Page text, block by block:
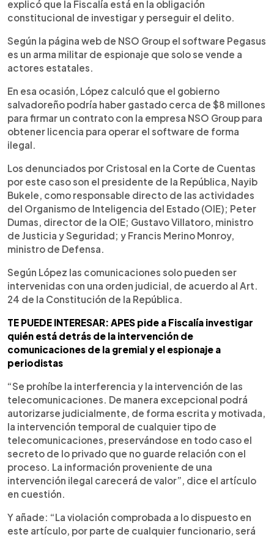
explicó que la Fiscalía está en la obligación
constitucional de investigar y perseguir el delito.
Según la página web de NSO Group el software Pegasus
es un arma militar de espionaje que solo se vende a
actores estatales.
En esa ocasión, López calculó que el gobierno
salvadoreño podría haber gastado cerca de $8 millones
para firmar un contrato con la empresa NSO Group para
obtener licencia para operar el software de forma
ilegal.
Los denunciados por Cristosal en la Corte de Cuentas
por este caso son el presidente de la República, Nayib
Bukele, como responsable directo de las actividades
del Organismo de Inteligencia del Estado (OIE); Peter
Dumas, director de la OIE; Gustavo Villatoro, ministro
de Justicia y Seguridad; y Francis Merino Monroy,
ministro de Defensa.
Según López las comunicaciones solo pueden ser
intervenidas con una orden judicial, de acuerdo al Art.
24 de la Constitución de la República.
TE PUEDE INTERESAR: APES pide a Fiscalía investigar
quién está detrás de la intervención de
comunicaciones de la gremial y el espionaje a
periodistas
“Se prohíbe la interferencia y la intervención de las
telecomunicaciones. De manera excepcional podrá
autorizarse judicialmente, de forma escrita y motivada,
la intervención temporal de cualquier tipo de
telecomunicaciones, preservándose en todo caso el
secreto de lo privado que no guarde relación con el
proceso. La información proveniente de una
intervención ilegal carecerá de valor”, dice el artículo
en cuestión.
Y añade: “La violación comprobada a lo dispuesto en
este artículo, por parte de cualquier funcionario, será